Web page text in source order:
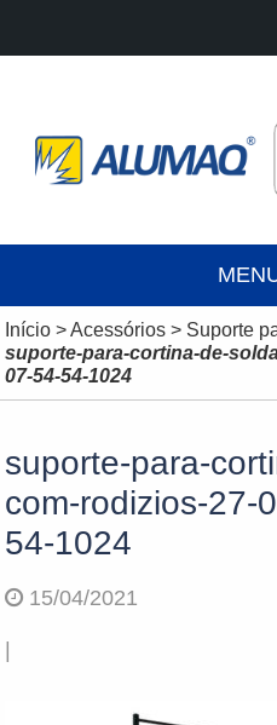
Início>Acessórios> Suporte
suporte-para-cortina-de-
07-54-54-1024
suporte-para-
com-rodizios-27-
54-1024
15/04/2021
|